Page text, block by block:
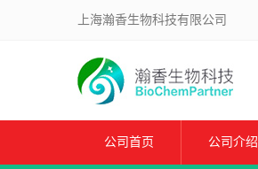
上海瀚香生物科技有限公司
公司首页 公司介绍